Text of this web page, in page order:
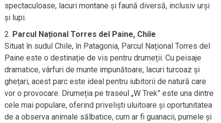
spectaculoase, lacuri montane și faună diversă, inclusiv urși
și lupi.
Parcul Național Torres del Paine, Chile
Situat în sudul Chile, în Patagonia, Parcul Național Torres del
Paine este o destinație de vis pentru drumeții. Cu peisaje
dramatice, vârfuri de munte impunătoare, lacuri turcoaz și
ghețari, acest parc este ideal pentru iubitorii de natură care
vor o provocare. Drumeția pe traseul „W Trek” este una dintre
cele mai populare, oferind priveliști uluitoare și oportunitatea
de a observa animale sălbatice, cum ar fi guanacii, pumele și